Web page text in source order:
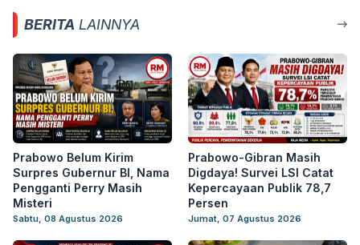
BERITA LAINNYA
Prabowo Belum Kirim
Surpres Gubernur BI, Nama
Pengganti Perry Masih
Misteri
Sabtu, 08 Agustus 2026
Prabowo-Gibran Masih
Digdaya! Survei LSI Catat
Kepercayaan Publik 78,7
Persen
Jumat, 07 Agustus 2026